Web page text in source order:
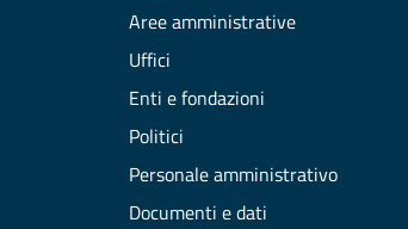
Aree amministrative
Uffici
Enti e fondazioni
Politici
Personale amministrativo
Documenti e dati